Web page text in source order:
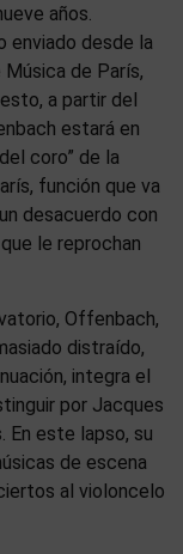
años.
enviado desde la
de París,
a partir del
estará en
coro” de la
función que va
desacuerdo con
le reprochan
Offenbach,
distraído,
integra el
por Jacques
En este lapso, su
de escena
al violoncelo